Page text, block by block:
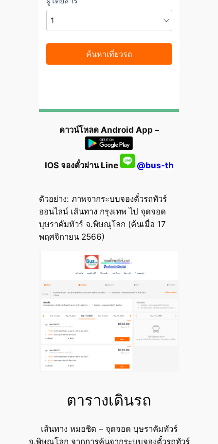
ดาวน์โหลด Android App –
IOS จองตั๋วผ่าน Line @bus-th
ตัวอย่าง: ภาพจากระบบจองตั๋วรถทัวร์
ออนไลน์ เส้นทาง กรุงเทพ ไป จุดจอด
บุษราคัมทัวร์ จ.พิษณุโลก (ค้นเมื่อ 17
พฤศจิกายน 2566)
ตารางเดินรถ
เส้นทาง หมอชิต – จุดจอด บุษราคัมทัวร์
จ.พิษณุโลก จากการค้นจากระบบจองตั๋วรถทัวร์